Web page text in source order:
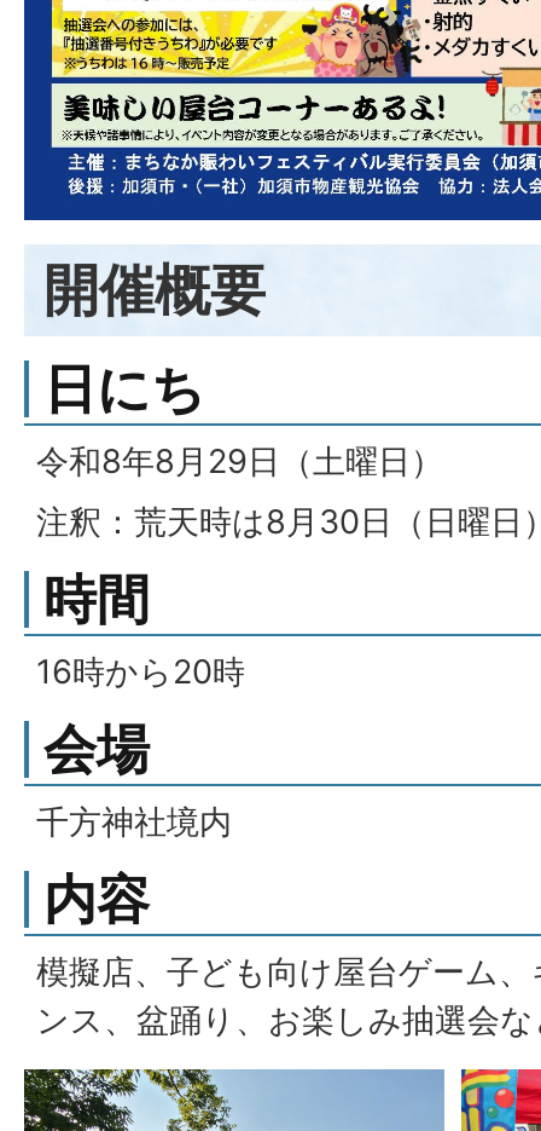
開催概要
日にち
令和8年8月29日（土曜日）
注釈：荒天時は8月30日（日曜日
時間
16時から20時
会場
千方神社境内
内容
模擬店、子ども向け屋台ゲーム
ンス、盆踊り、お楽しみ抽選会